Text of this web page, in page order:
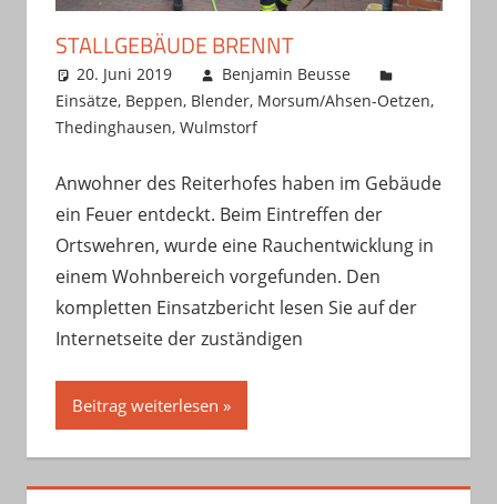
STALLGEBÄUDE BRENNT
20. Juni 2019
Benjamin Beusse
Einsätze, Beppen, Blender, Morsum/Ahsen-Oetzen,
Thedinghausen, Wulmstorf
Anwohner des Reiterhofes haben im Gebäude
ein Feuer entdeckt. Beim Eintreffen der
Ortswehren, wurde eine Rauchentwicklung in
einem Wohnbereich vorgefunden. Den
kompletten Einsatzbericht lesen Sie auf der
Internetseite der zuständigen
Beitrag weiterlesen